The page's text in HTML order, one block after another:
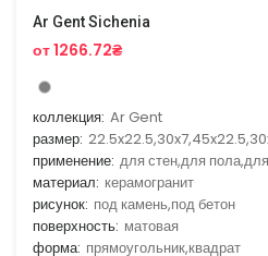
Ar Gent Sichenia
от 1266.72₴
коллекция: Ar Gent
размер:
применение: для стен,для пола,для
материал: керамогранит
рисунок: под камень,под бетон
поверхность: матовая
форма: прямоугольник,квадрат